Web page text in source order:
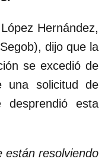
Hernández,
dijo que la
se excedió de
una solicitud de
esta
están resolviendo